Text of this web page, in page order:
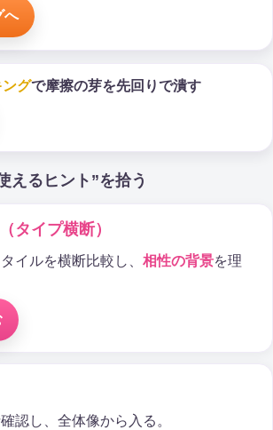
へ
グで摩擦の芽を先回りで潰す
えるヒント”を拾う
タイプ横断）
イルを横断比較し、 相性の背景を理
認し、全体像から入る。